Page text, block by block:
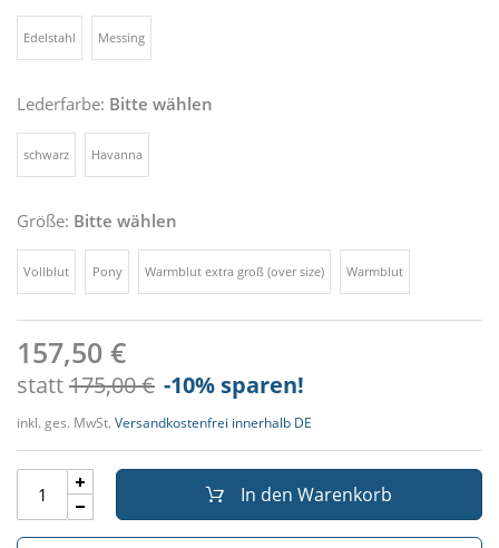
Edelstahl Messing
Lederfarbe: Bitte wählen
schwarz Havanna
Größe: Bitte wählen
Vollblut Pony Warmblut extra groß (over size) Warmblut
157,50 €
statt175,00 € -10% sparen!
inkl. ges. MwSt. Versandkostenfrei innerhalb DE
In den Warenkorb